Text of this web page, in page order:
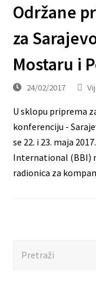
Održane
za
Mostaru i
24/02/2017
U sklopu priprema
konferenciju -
se 22. i 23. maja
International (BBI)
radionica za